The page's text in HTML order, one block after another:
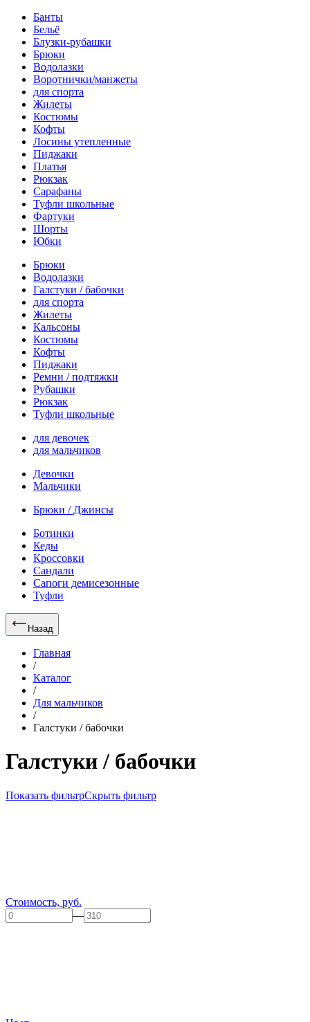
Банты
Бельё
Блузки-рубашки
Брюки
Водолазки
Воротнички/манжеты
для спорта
Жилеты
Костюмы
Кофты
Лосины утепленные
Пиджаки
Платья
Рюкзак
Сарафаны
Туфли школьные
Фартуки
Шорты
Юбки
Брюки
Водолазки
Галстуки / бабочки
для спорта
Жилеты
Кальсоны
Костюмы
Кофты
Пиджаки
Ремни / подтяжки
Рубашки
Рюкзак
Туфли школьные
для девочек
для мальчиков
Девочки
Мальчики
Брюки / Джинсы
Ботинки
Кеды
Кроссовки
Сандали
Сапоги демисезонные
Туфли
Назад
Главная
/
Каталог
/
Для мальчиков
/
Галстуки / бабочки
Галстуки / бабочки
Показать фильтрСкрыть фильтр
Стоимость, руб.
—